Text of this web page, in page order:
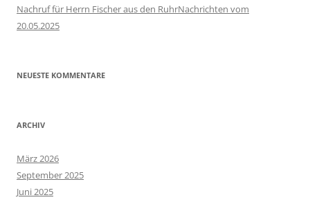
Nachruf für Herrn Fischer aus den RuhrNachrichten vom
20.05.2025
NEUESTE KOMMENTARE
ARCHIV
März 2026
September 2025
Juni 2025